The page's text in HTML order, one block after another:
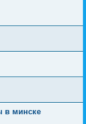
в минске